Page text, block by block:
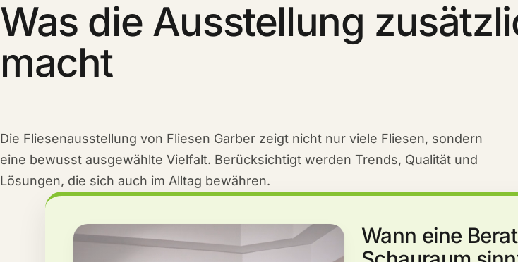
Was die Ausstellung
macht
Die Fliesenausstellung von Fliesen Garber zeigt nicht nur viele Fliesen, sondern
eine bewusst ausgewählte Vielfalt. Berücksichtigt werden Trends, Qualität und
Lösungen, die sich auch im Alltag bewähren.
Wann eine